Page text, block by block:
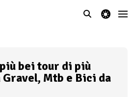
theme switcher
bei tour di più
Mtb e Bici da